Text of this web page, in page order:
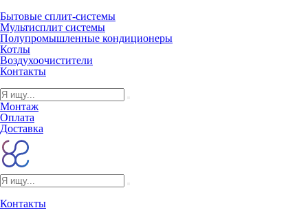
Бытовые сплит-системы
Мультисплит системы
Полупромышленные кондиционеры
Котлы
Воздухоочистители
Контакты
Монтаж
Оплата
Доставка
Контакты